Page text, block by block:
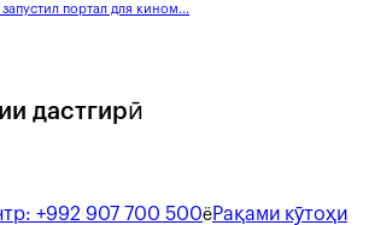
портал для кином...
дастгирӣ
+992 907 700 500ёРақами кӯтоҳи